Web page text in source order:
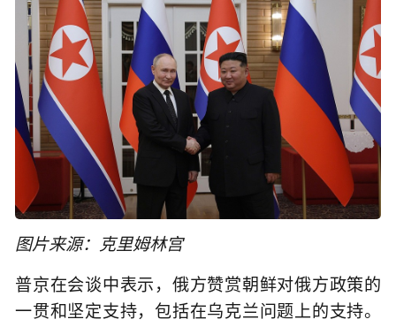
图片来源：克里姆林宫
普京在会谈中表示，俄方赞赏朝鲜对俄方政策的
一贯和坚定支持，包括在乌克兰问题上的支持。